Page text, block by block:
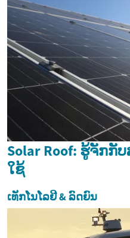
Solar Roof: ຮູ້ຈັກກັ
ໃຊ້
ເທັກໂນໂລຢີ & ລົດຍົນ